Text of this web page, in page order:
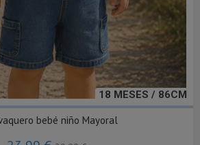
18 MESES / 86CM
bebé niño Mayoral